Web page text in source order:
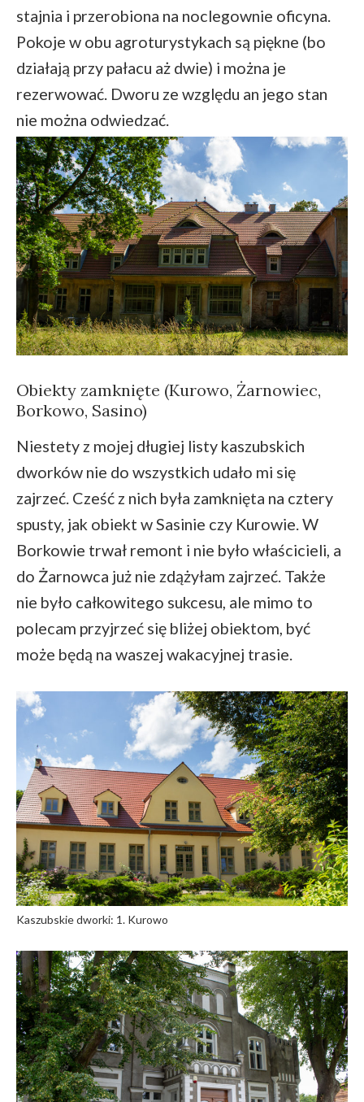
stajnia i przerobiona na noclegownie oficyna.
Pokoje w obu agroturystykach są piękne (bo
działają przy pałacu aż dwie) i można je
rezerwować. Dworu ze względu an jego stan
nie można odwiedzać.
Obiekty zamknięte (Kurowo, Żarnowiec,
Borkowo, Sasino)
Niestety z mojej długiej listy kaszubskich
dworków nie do wszystkich udało mi się
zajrzeć. Cześć z nich była zamknięta na cztery
spusty, jak obiekt w Sasinie czy Kurowie. W
Borkowie trwał remont i nie było właścicieli, a
do Żarnowca już nie zdążyłam zajrzeć. Także
nie było całkowitego sukcesu, ale mimo to
polecam przyjrzeć się bliżej obiektom, być
może będą na waszej wakacyjnej trasie.
Kaszubskie dworki: 1. Kurowo